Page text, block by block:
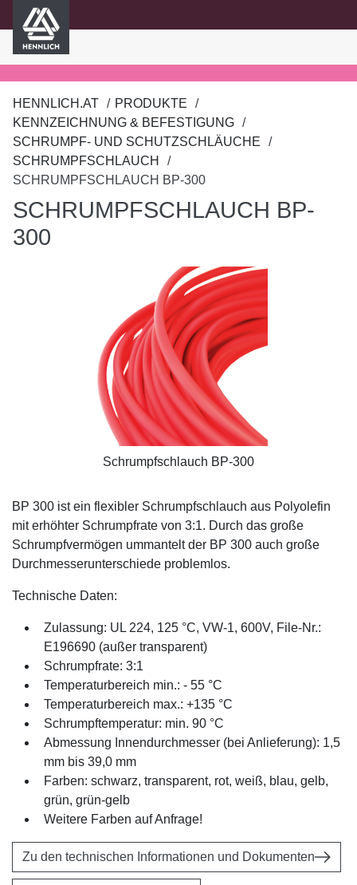
springen
HENNLICH.AT
PRODUKTE
KENNZEICHNUNG & BEFESTIGUNG
SCHRUMPF- UND SCHUTZSCHLÄUCHE
SCHRUMPFSCHLAUCH
SCHRUMPFSCHLAUCH BP-300
SCHRUMPFSCHLAUCH BP-
300
Schrumpfschlauch BP-300
BP 300 ist ein flexibler Schrumpfschlauch aus Polyolefin
mit erhöhter Schrumpfrate von 3:1. Durch das große
Schrumpfvermögen ummantelt der BP 300 auch große
Durchmesserunterschiede problemlos.
Technische Daten:
Zulassung: UL 224, 125 °C, VW-1, 600V, File-Nr.:
E196690 (außer transparent)
Schrumpfrate: 3:1
Temperaturbereich min.: - 55 °C
Temperaturbereich max.: +135 °C
Schrumpftemperatur: min. 90 °C
Abmessung Innendurchmesser (bei Anlieferung): 1,5
mm bis 39,0 mm
Farben: schwarz, transparent, rot, weiß, blau, gelb,
grün, grün-gelb
Weitere Farben auf Anfrage!
Zu den technischen Informationen und Dokumenten